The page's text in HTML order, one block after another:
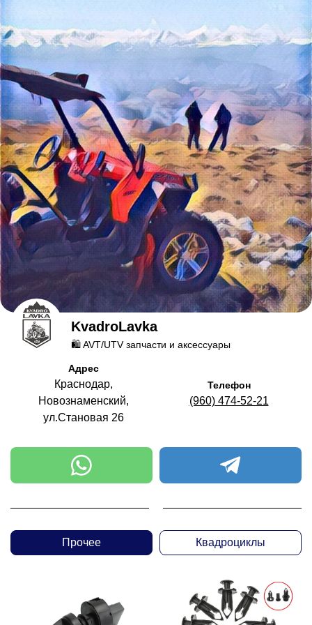
KvadroLavka
🛍️ AVT/UTV запчасти и аксессуары
Адрес
Краснодар,
Новознаменский,
ул.Становая 26
Телефон
(960) 474-52-21
Прочее Квадроциклы